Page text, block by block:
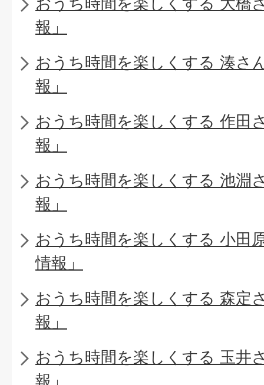
報」
おうち時間を楽しくする 湊さ
報」
おうち時間を楽しくする 作田
報」
おうち時間を楽しくする 池淵
報」
おうち時間を楽しくする 小田
情報」
おうち時間を楽しくする 森定
報」
おうち時間を楽しくする 玉井
報」